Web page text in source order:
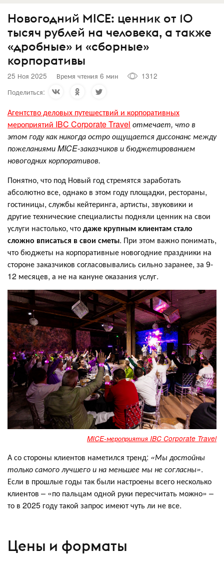
Новогодний MICE: ценник от 10
тысяч рублей на человека, а также
«дробные» и «сборные»
корпоративы
25 Ноя 2025 Время чтения 6 мин
1312
Поделиться:
Агентство деловых путешествий и корпоративных
мероприятий IBC Corporate Travel отмечает, что в
этом году как никогда остро ощущается диссонанс между
пожеланиями MICE-заказчиков и бюджетированием
новогодних корпоративов.
Понятно, что под Новый год стремятся заработать
абсолютно все, однако в этом году площадки, рестораны,
гостиницы, службы кейтеринга, артисты, звуковики и
другие технические специалисты подняли ценник на свои
услуги настолько, чтодаже крупным клиентам стало
сложно вписаться в свои сметы. При этом важно понимать,
что бюджеты на корпоративные новогодние праздники на
стороне заказчиков согласовывались сильно заранее, за 9-
12 месяцев, а не на кануне оказания услуг.
MICE-мероприятия IBC Corporate Travel
А со стороны клиентов наметился тренд: «Мы достойны
только самого лучшего и на меньшее мы не согласны».
Если в прошлые годы так были настроены всего несколько
клиентов – «по пальцам одной руки пересчитать можно» –
то в 2025 году такой запрос имеют чуть ли не все.
Цены и форматы